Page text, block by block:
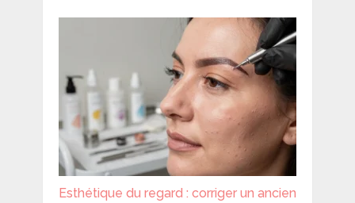
Esthétique du regard : corriger un ancien